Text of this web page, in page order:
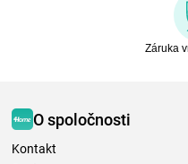
Záruka
O spoločnosti
Kontakt